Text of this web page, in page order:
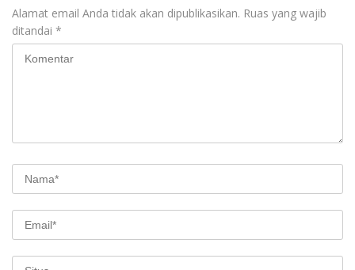
Alamat email Anda tidak akan dipublikasikan. Ruas yang wajib
ditandai *